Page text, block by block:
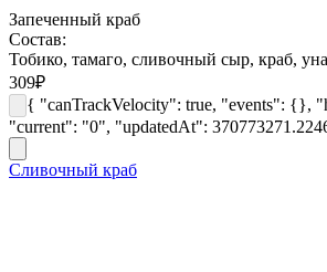
Запеченный краб
Состав:
Тобико, тамаго, сливочный сыр, краб,
309₽
{ "canTrackVelocity": true, "events": {},
"current": "0", "updatedAt":
Сливочный краб